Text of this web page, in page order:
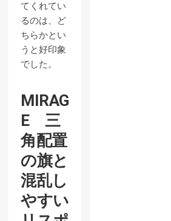
てくれてい
るのは、ど
ちらかとい
うと好印象
でした。
MIRAG
E 三
角配置
の旗と
混乱し
やすい